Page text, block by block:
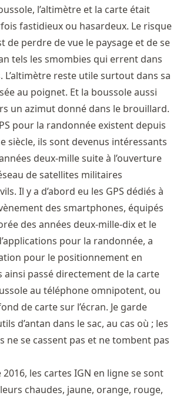
l’altimètre et la carte était
fastidieux ou hasardeux. Le risque
de perdre de vue le paysage et de se
tels les smombies qui errent dans
L’altimètre reste utile surtout dans sa
au poignet. Et la boussole aussi
un azimut donné dans le brouillard.
pour la randonnée existent depuis
siècle, ils sont devenus intéressants
deux-mille suite à l’ouverture
de satellites militaires
Il y a d’abord eu les GPS dédiés à
des smartphones, équipés
des années deux-mille-dix et le
pour la randonnée, a
pour le positionnement en
ainsi passé directement de la carte
au téléphone omnipotent, ou
de carte sur l’écran. Je garde
d’antan dans le sac, au cas où ; les
ne se cassent pas et ne tombent pas
2016, les cartes IGN en ligne se sont
chaudes, jaune, orange, rouge,